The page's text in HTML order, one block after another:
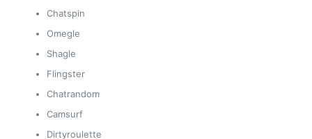
Chatspin
Omegle
Shagle
Flingster
Chatrandom
Camsurf
Dirtyroulette